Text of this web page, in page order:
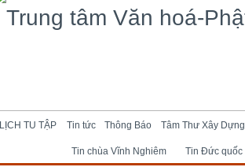
LỊCH TU TẬP Tin tức
Tin chùa Vĩnh Nghiêm Tin Đức quốc
Thông Báo Tâm Thư Xây Dựng